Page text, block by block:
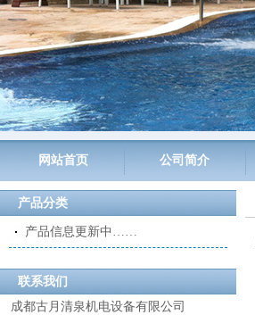
网站首页 公司简介
产品分类
产品信息更新中……
联系我们
成都古月清泉机电设备有限公司